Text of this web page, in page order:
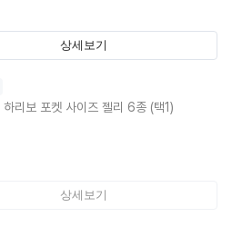
상세보기
하리보 포켓 사이즈 젤리 6종 (택1)
상세보기